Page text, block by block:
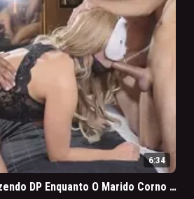
6:34
Loira Mascarada Fazendo DP Enquanto O Marido Corno Filma Tudo